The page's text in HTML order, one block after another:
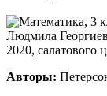
Авторы: